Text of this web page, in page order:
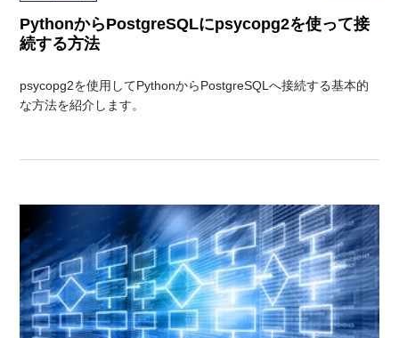
PythonからPostgreSQLにpsycopg2を使って接
続する方法
psycopg2を使用してPythonからPostgreSQLへ接続する基本的
な方法を紹介します。